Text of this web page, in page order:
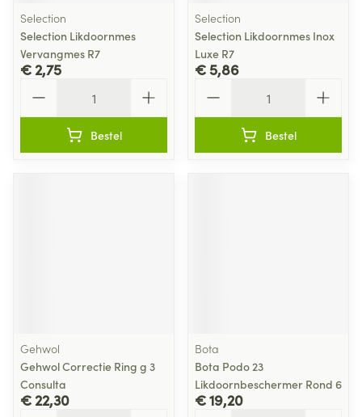
Selection
Selection Likdoornmes
Vervangmes R7
€ 2,75
Bestel
Selection
Selection Likdoornmes Inox
Luxe R7
€ 5,86
Bestel
Gehwol
Gehwol Correctie Ring g 3
Consulta
€ 22,30
Bota
Bota Podo 23
Likdoornbeschermer Rond 6
€ 19,20